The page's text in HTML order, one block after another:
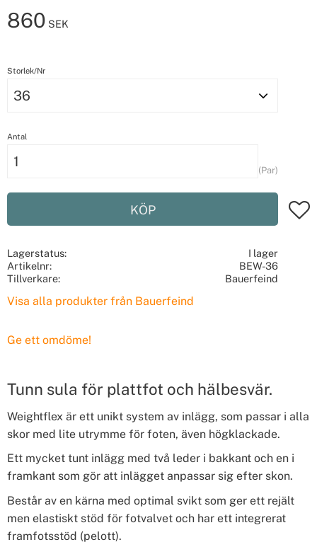
860 SEK
Storlek/Nr
Antal
Par
KÖP
Lagerstatus
I lager
Artikelnr
BEW-36
Tillverkare
Bauerfeind
Visa alla produkter från Bauerfeind
Ge ett omdöme!
Tunn sula för plattfot och hälbesvär.
Weightflex är ett unikt system av inlägg, som passar i alla
skor med lite utrymme för foten, även högklackade.
Ett mycket tunt inlägg med två leder i bakkant och en i
framkant som gör att inlägget anpassar sig efter skon.
Består av en kärna med optimal svikt som ger ett rejält
men elastiskt stöd för fotvalvet och har ett integrerat
framfotsstöd (pelott).